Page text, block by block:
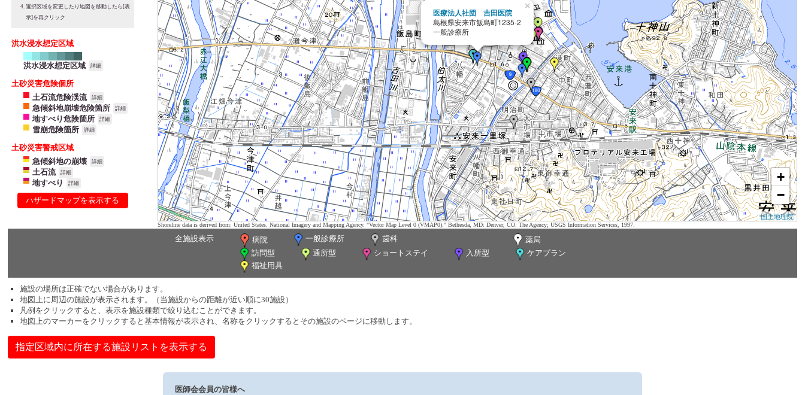
選択区域を変更したり地図を移動したら[表
示]を再クリック
洪水浸水想定区域
洪水浸水想定区域 詳細
土砂災害危険個所
土石流危険渓流
詳細
急傾斜地崩壊危険箇所 詳細
地すべり危険箇所 詳細
雪崩危険箇所 詳細
土砂災害警戒区域
急傾斜地の崩壊
詳細
土石流 詳細
地すべり 詳細
ハザードマップを表示する
医療法人社団 吉田医院
島根県安来市飯島町1235-2
一般診療所
×
+
−
国土地理院
Shoreline data is derived from: United States. National Imagery and Mapping Agency. "Vector Map Level 0 (VMAP0)." Bethesda, MD: Denver, CO: The Agency; USGS Information Services, 1997.
全施設表示 病院 一般診療所 歯科
薬局
訪問型
通所型 ショートステイ 入所型
ケアプラン
福祉用具
施設の場所は正確でない場合があります。
地図上に周辺の施設が表示されます。（当施設からの距離が近い順に30施設）
凡例をクリックすると、表示を施設種類で絞り込むことができます。
地図上のマーカーをクリックすると基本情報が表示され、名称をクリックするとその施設のページに移動します。
指定区域内に所在する施設リストを表示する
医師会会員の皆様へ